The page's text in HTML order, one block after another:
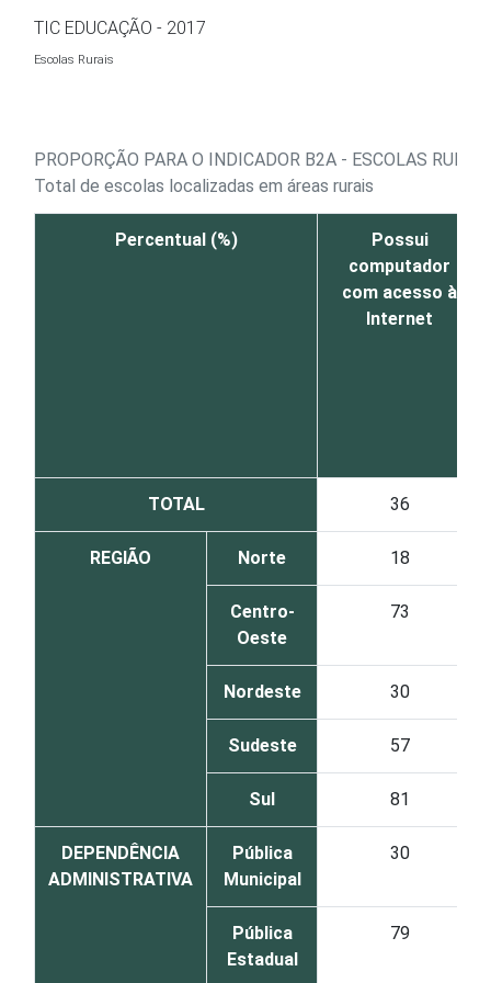
Ir para o conteúdo
TIC EDUCAÇÃO - 2017
Escolas Rurais
PROPORÇÃO PARA O INDICADOR B2A - ESCOLAS
Total de escolas localizadas em áreas rurais
Percentual (%)
Possui
computador
com acesso à
Internet
TOTAL 36
REGIÃO Norte 18
Centro-
Oeste
73
Nordeste 30
Sudeste 57
Sul 81
DEPENDÊNCIA
ADMINISTRATIVA
Pública
Municipal
30
Pública
Estadual
79